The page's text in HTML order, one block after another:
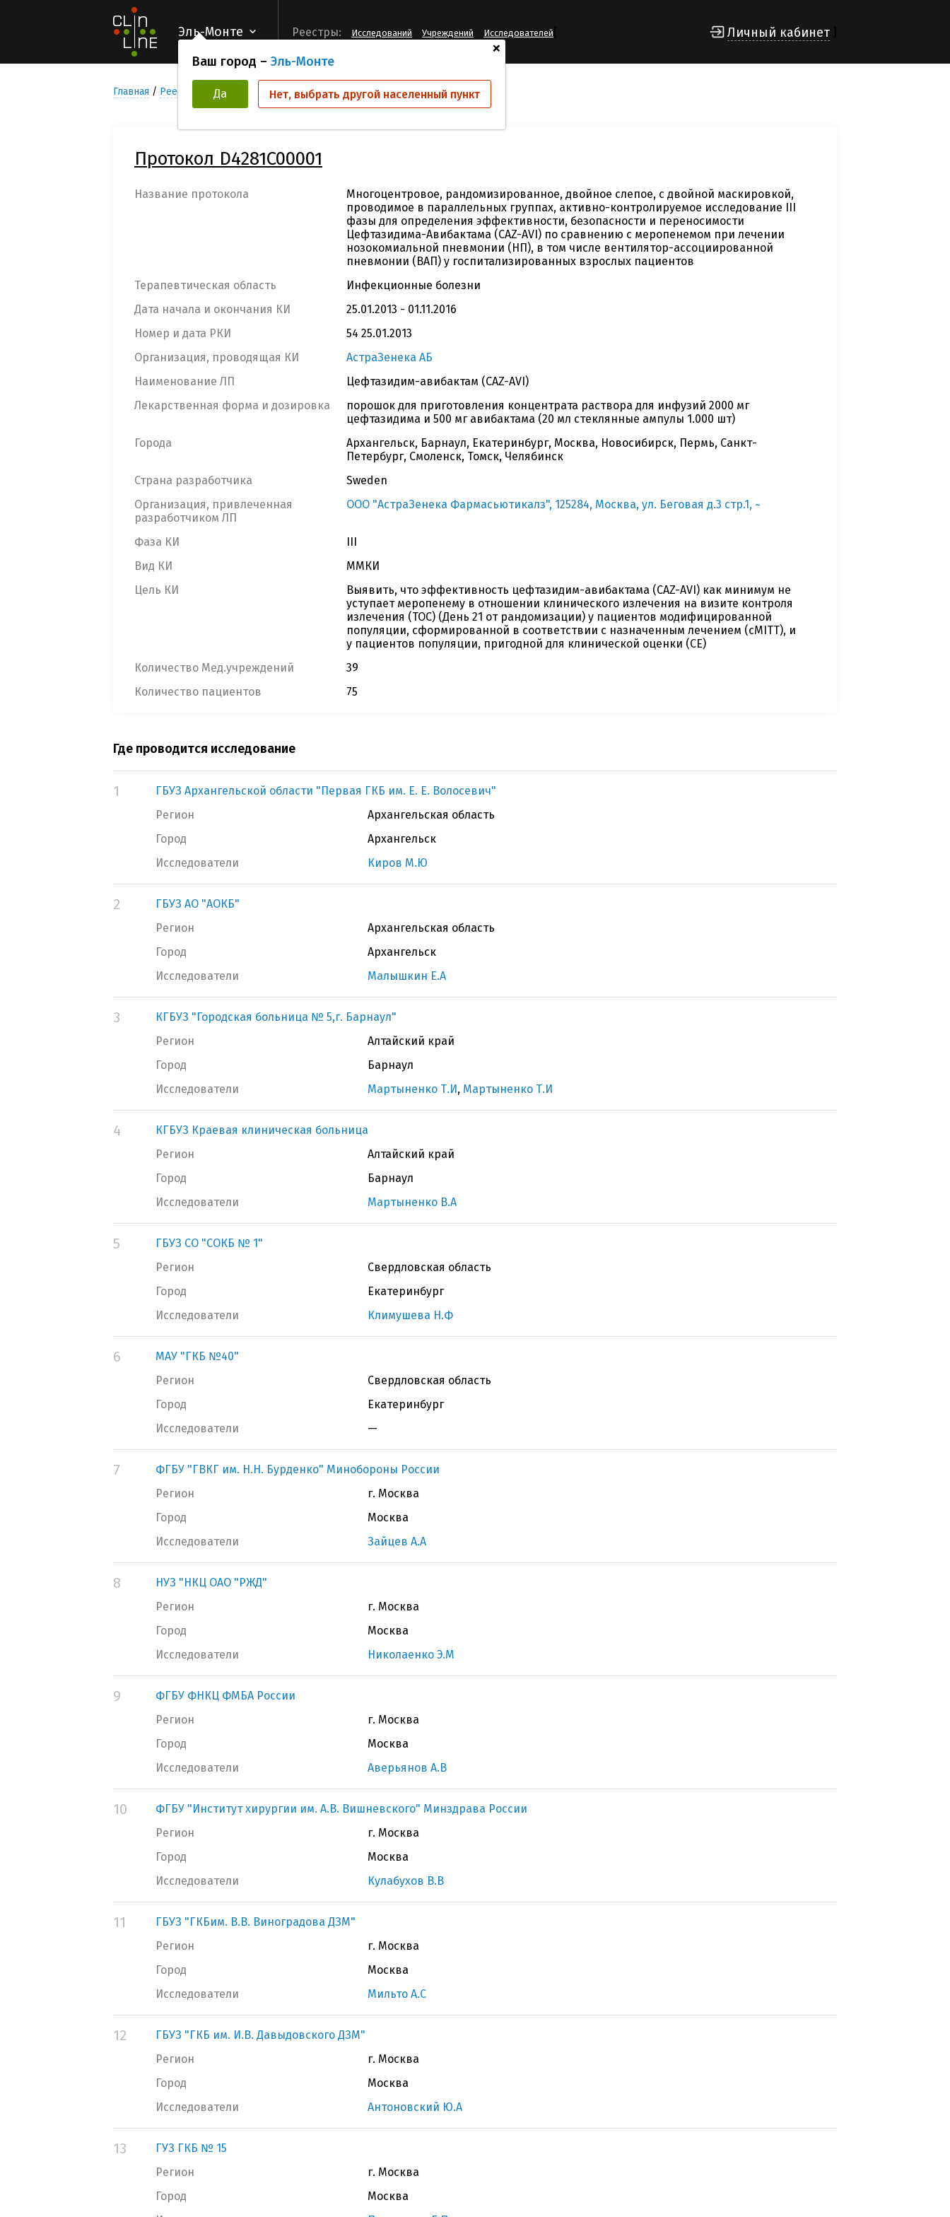
Эль-Монте
+
Ваш город – Эль-Монте
Да Нет, выбрать другой населенный пункт
Реестры: Исследований Учреждений Исследователей Личный кабинет
Главная Реестр Клинических исследований D4281C00001
Протокол D4281C00001
Название протокола
Многоцентровое, рандомизированное, двойное слепое, с двойной маскировкой,
проводимое в параллельных группах, активно-контролируемое исследование III
фазы для определения эффективности, безопасности и переносимости
Цефтазидима-Авибактама (CAZ-AVI) по сравнению с меропенемом при лечении
нозокомиальной пневмонии (НП), в том числе вентилятор-ассоциированной
пневмонии (ВАП) у госпитализированных взрослых пациентов
Терапевтическая область
Инфекционные болезни
Дата начала и окончания КИ
25.01.2013 - 01.11.2016
Номер и дата РКИ
54 25.01.2013
Организация, проводящая КИ
АстраЗенека АБ
Наименование ЛП
Цефтазидим-авибактам (CAZ-AVI)
Лекарственная форма и дозировка
порошок для приготовления концентрата раствора для инфузий 2000 мг
цефтазидима и 500 мг авибактама (20 мл стеклянные ампулы 1.000 шт)
Города
Архангельск, Барнаул, Екатеринбург, Москва, Новосибирск, Пермь, Санкт-
Петербург, Смоленск, Томск, Челябинск
Страна разработчика
Sweden
Организация, привлеченная
разработчиком ЛП
ООО "АстраЗенека Фармасьютикалз", 125284, Москва, ул. Беговая д.3 стр.1, ~
Фаза КИ
III
Вид КИ
ММКИ
Цель КИ
Выявить, что эффективность цефтазидим-авибактама (CAZ-AVI) как минимум не
уступает меропенему в отношении клинического излечения на визите контроля
излечения (TOC) (День 21 от рандомизации) у пациентов модифицированной
популяции, сформированной в соответствии с назначенным лечением (cMITT), и
у пациентов популяции, пригодной для клинической оценки (CE)
Количество Мед.учреждений
39
Количество пациентов
75
Где проводится исследование
1
ГБУЗ Архангельской области "Первая ГКБ им. Е. Е. Волосевич"
Регион
Архангельская область
Город
Архангельск
Исследователи
Киров М.Ю
2
ГБУЗ АО "АОКБ"
Регион
Архангельская область
Город
Архангельск
Исследователи
Малышкин Е.А
3
КГБУЗ "Городская больница № 5,г. Барнаул"
Регион
Алтайский край
Город
Барнаул
Исследователи
Мартыненко Т.И, Мартыненко Т.И
4
КГБУЗ Краевая клиническая больница
Регион
Алтайский край
Город
Барнаул
Исследователи
Мартыненко В.А
5
ГБУЗ СО "СОКБ № 1"
Регион
Свердловская область
Город
Екатеринбург
Исследователи
Климушева Н.Ф
6
МАУ "ГКБ №40"
Регион
Свердловская область
Город
Екатеринбург
Исследователи
—
7
ФГБУ "ГВКГ им. Н.Н. Бурденко" Минобороны России
Регион
г. Москва
Город
Москва
Исследователи
Зайцев А.А
8
НУЗ "НКЦ ОАО "РЖД"
Регион
г. Москва
Город
Москва
Исследователи
Николаенко Э.М
9
ФГБУ ФНКЦ ФМБА России
Регион
г. Москва
Город
Москва
Исследователи
Аверьянов А.В
10
ФГБУ "Институт хирургии им. А.В. Вишневского" Минздрава России
Регион
г. Москва
Город
Москва
Исследователи
Кулабухов В.В
11
ГБУЗ "ГКБим. В.В. Виноградова ДЗМ"
Регион
г. Москва
Город
Москва
Исследователи
Мильто А.С
12
ГБУЗ "ГКБ им. И.В. Давыдовского ДЗМ"
Регион
г. Москва
Город
Москва
Исследователи
Антоновский Ю.А
13
ГУЗ ГКБ № 15
Регион
г. Москва
Город
Москва